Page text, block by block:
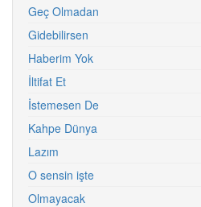
Geç Olmadan
Gidebilirsen
Haberim Yok
İltifat Et
İstemesen De
Kahpe Dünya
Lazım
O sensin işte
Olmayacak